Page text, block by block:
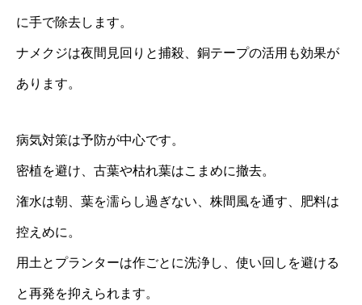
に手で除去します。
ナメクジは夜間見回りと捕殺、銅テープの活用も効果が
あります。
病気対策は予防が中心です。
密植を避け、古葉や枯れ葉はこまめに撤去。
潅水は朝、葉を濡らし過ぎない、株間風を通す、肥料は
控えめに。
用土とプランターは作ごとに洗浄し、使い回しを避ける
と再発を抑えられます。